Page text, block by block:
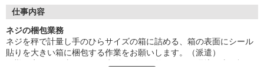
長期のお仕事◎就業後も丁寧にフォローし続けます！
があります。詳細はオペレーターへお問い合わせください。
『テクノ・サービス』は、派遣業界大手スタッフサービスグルー
仕事内容
ネジの梱包業務
ネジを秤で計量し手のひらサイズの箱に詰める、箱の表面にシール
貼りを大きい箱に梱包する作業をお願いします。（派遣）